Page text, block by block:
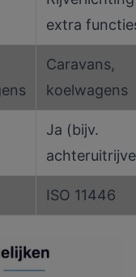
extra
Caravans,
koelwagens
Ja (bijv.
ISO 11446